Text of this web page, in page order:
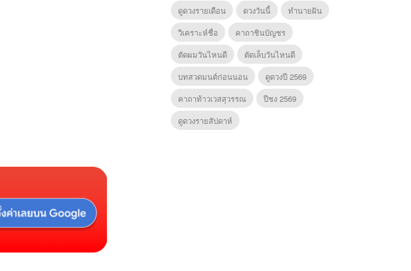
ดูดวงรายเดือน
ดวงวันนี้
ทํานายฝัน
วิเคราะห์ชื่อ
คาถาชินบัญชร
ตัดผมวันไหนดี
ตัดเล็บวันไหนดี
บทสวดมนต์ก่อนนอน
ดูดวงปี 2569
คาถาท้าวเวสสุวรรณ
ปีชง 2569
ดูดวงรายสัปดาห์